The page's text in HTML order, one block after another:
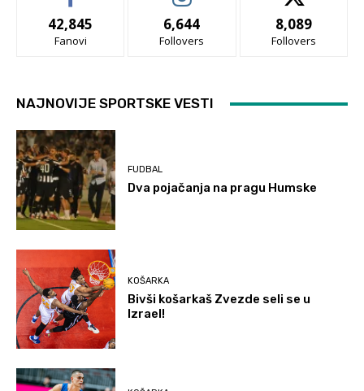
42,845
Fanovi
6,644
Follovers
8,089
Follovers
NAJNOVIJE SPORTSKE VESTI
FUDBAL
Dva pojačanja na pragu Humske
KOŠARKA
Bivši košarkaš Zvezde seli se u
Izrael!